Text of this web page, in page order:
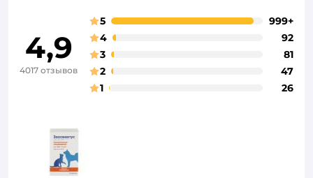
4,9
4017 отзывов
5
999+
4
92
3
81
2
47
1
26